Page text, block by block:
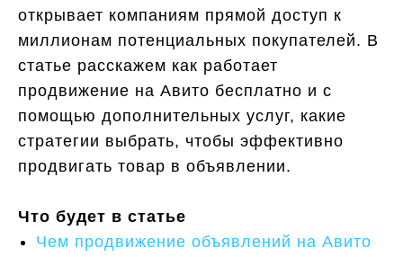
открывает компаниям прямой доступ к
миллионам потенциальных покупателей. В
статье расскажем как работает
продвижение на Авито бесплатно и с
помощью дополнительных услуг, какие
стратегии выбрать, чтобы эффективно
продвигать товар в объявлении.
Что будет в статье
Чем продвижение объявлений на Авито